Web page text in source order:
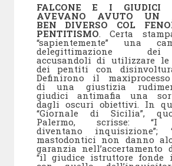
FALCONE E I GIUDICI
AVEVANO AVUTO UN
BEN DIVERSO COL
PENTITISMO . Certa
“sapientemente” una
delegittimazione
accusandoli di utilizzare le
dei pentiti con disinvoltura
Definirono il maxiprocesso
di una giustizia
giudici antimafia una
dagli oscuri obiettivi. In
“Giornale di Sicilia”,
Palermo, scrisse: “I
diventano inquisizione”;
mastodontici non danno
garanzia nell’accertamento
“il giudice istruttore fonde